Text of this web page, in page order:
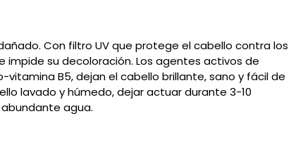
Con filtro UV que protege el cabello contra los
impide su decoloración. Los agentes activos de
B5, dejan el cabello brillante, sano y fácil de
lavado y húmedo, dejar actuar durante 3-10
agua.